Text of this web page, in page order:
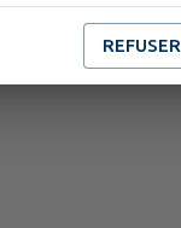
REFUSER